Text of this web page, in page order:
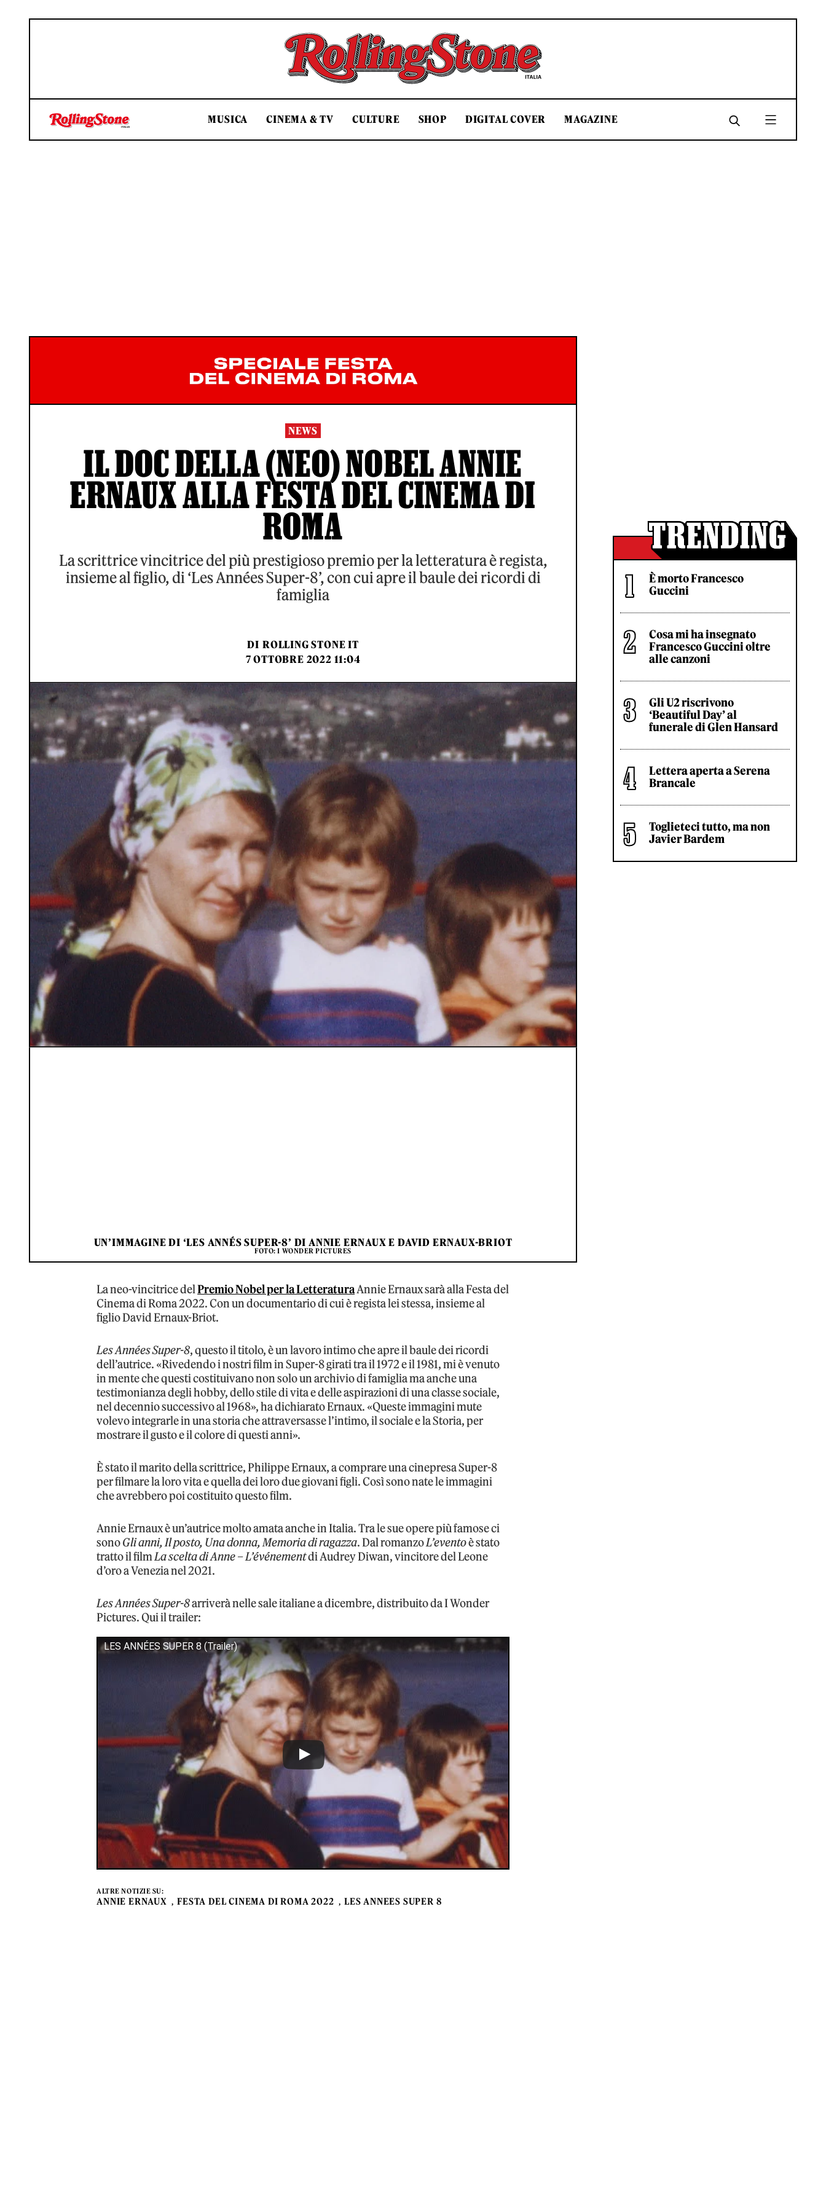
Rolling Stone Italia
MUSICA CINEMA & TV CULTURE SHOP DIGITAL COVER MAGAZINE
NEWS
IL DOC DELLA (NEO) NOBEL ANNIE
ERNAUX ALLA FESTA DEL CINEMA DI
ROMA
La scrittrice vincitrice del più prestigioso premio per la letteratura è regista,
insieme al figlio, di ‘Les Années Super-8’, con cui apre il baule dei ricordi di
famiglia
DI ROLLING STONE IT
7 OTTOBRE 2022 11:04
UN’IMMAGINE DI ‘LES ANNÉS SUPER-8’ DI ANNIE ERNAUX E DAVID ERNAUX-BRIOT
FOTO: I WONDER PICTURES
La neo-vincitrice delPremio Nobel per la LetteraturaAnnie Ernaux sarà alla Festa del
Cinema di Roma 2022. Con un documentario di cui è regista lei stessa, insieme al
figlio David Ernaux-Briot.
Les Années Super-8, questo il titolo, è un lavoro intimo che apre il baule dei ricordi
dell’autrice. «Rivedendo i nostri film in Super-8 girati tra il 1972 e il 1981, mi è venuto
in mente che questi costituivano non solo un archivio di famiglia ma anche una
testimonianza degli hobby, dello stile di vita e delle aspirazioni di una classe sociale,
nel decennio successivo al 1968», ha dichiarato Ernaux. «Queste immagini mute
volevo integrarle in una storia che attraversasse l’intimo, il sociale e la Storia, per
mostrare il gusto e il colore di questi anni».
È stato il marito della scrittrice, Philippe Ernaux, a comprare una cinepresa Super-8
per filmare la loro vita e quella dei loro due giovani figli. Così sono nate le immagini
che avrebbero poi costituito questo film.
Annie Ernaux è un’autrice molto amata anche in Italia. Tra le sue opere più famose ci
sonoGli anni, Il posto, Una donna, Memoria di ragazza. Dal romanzoL’eventoè stato
tratto il filmLa scelta di Anne – L’événementdi Audrey Diwan, vincitore del Leone
d’oro a Venezia nel 2021.
Les Années Super-8arriverà nelle sale italiane a dicembre, distribuito da I Wonder
Pictures. Qui il trailer:
LES ANNÉES SUPER 8 (Trailer)
ALTRE NOTIZIE SU:
ANNIE ERNAUX FESTA DEL CINEMA DI ROMA 2022 LES ANNEES SUPER 8
È morto Francesco
Guccini
Cosa mi ha insegnato
Francesco Guccini oltre
alle canzoni
Gli U2 riscrivono
‘Beautiful Day’ al
funerale di Glen Hansard
Lettera aperta a Serena
Brancale
Toglieteci tutto, ma non
Javier Bardem